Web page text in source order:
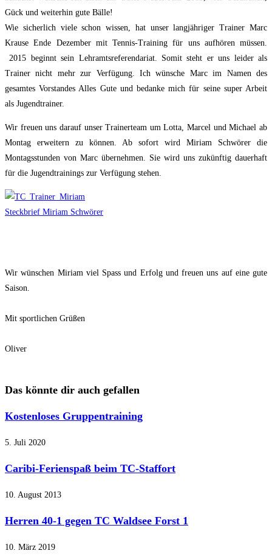
Gück und weiterhin gute Bälle!
Wie sicherlich viele schon wissen, hat unser langjähriger Trainer Marc
Krause Ende Dezember mit Tennis-Training für uns aufhören müssen.
2015 beginnt sein Lehramtsreferendariat. Somit steht er uns leider als
Trainer nicht mehr zur Verfügung. Ich wünsche Marc im Namen des
gesamtes Vorstandes Alles Gute und bedanke mich für seine super Arbeit
als Jugendtrainer.
Wir freuen uns darauf unser Trainerteam um Lotta, Marcel und Michael ab
Montag erweitern zu können. Ab sofort wird Miriam Schwörer die
Montagsstunden von Marc übernehmen. Sie wird uns zukünftig dauerhaft
für die Jugendtrainings zur Verfügung stehen.
Steckbrief Miriam Schwörer
Wir wünschen Miriam viel Spass und Erfolg und freuen uns auf eine gute
Saison.
Mit sportlichen Grüßen
Oliver
Das könnte dir auch gefallen
Kostenloses Gruppentraining
5. Juli 2020
Caribi-Ferienspaß beim TC-Staffort
10. August 2013
Herren 40-1 gegen TC Waldsee Forst 1
10. März 2019